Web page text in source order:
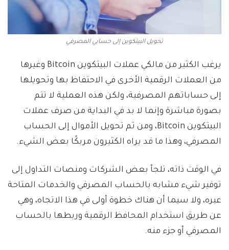
تحويل البيتكوين إلى حسابي المصرفي
يرغب الكثير من مالكي عملات البيتكوين Bitcoin وغيرها
من العملات الرقمية الأخرى في الاحتفاظ بها وتحويلها
إلى حساباتهم المصرفية، ولكن هذه العملية لا تتم
بصورة مباشرة وإنما لا بد في البداية من صرف عملات
البيتكوين Bitcoin، ومن ثم تحويل الأموال إلى الحساب
المصرفي، وهذا ما قد يراه الكثيرون مربكًا بعض الشيء.
في الوقت ذاته، تلجأ بعض الشركات ومنصات التداول إلى
توفير شيء مشابه بالحساب المصرفي والخدمات المتاحة
عبره، ولا سيما أن هناك خطوة أولى في هذا الاتجاه، وهي
عن طريق استخدام المحافظ الرقمية وربطها بالحساب
المصرفي أو جزء منه.